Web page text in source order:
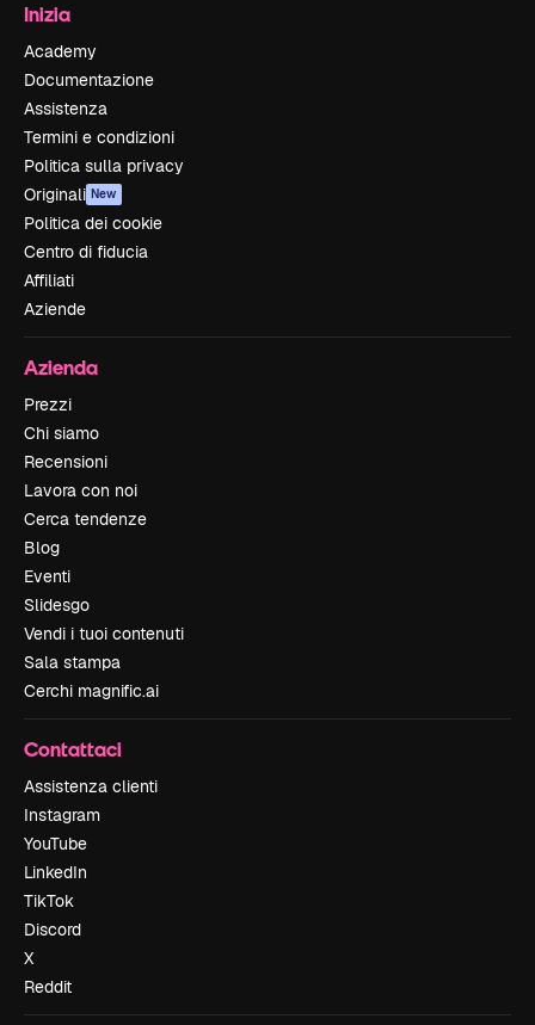
Inizia
Academy
Documentazione
Assistenza
Termini e condizioni
Politica sulla privacy
Originali New
Politica dei cookie
Centro di fiducia
Affiliati
Aziende
Azienda
Prezzi
Chi siamo
Recensioni
Lavora con noi
Cerca tendenze
Blog
Eventi
Slidesgo
Vendi i tuoi contenuti
Sala stampa
Cerchi magnific.ai
Contattaci
Assistenza clienti
Instagram
YouTube
LinkedIn
TikTok
Discord
X
Reddit